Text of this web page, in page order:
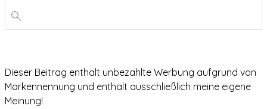
Dieser Beitrag enthält unbezahlte Werbung aufgrund von
Markennennung und enthält ausschließlich meine eigene
Meinung!